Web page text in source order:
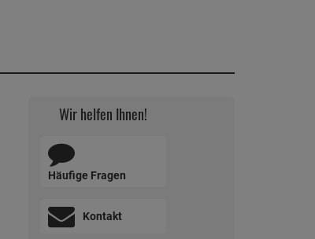
Wir helfen Ihnen!
Häufige Fragen
Kontakt